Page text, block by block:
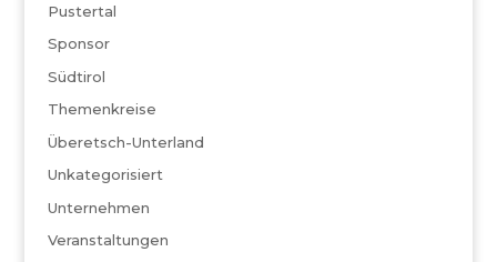
Pustertal
Sponsor
Südtirol
Themenkreise
Überetsch-Unterland
Unkategorisiert
Unternehmen
Veranstaltungen